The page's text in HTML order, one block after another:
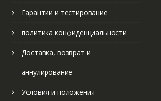
Гарантии и тестирование
политика конфиденциальности
Доставка, возврат и
аннулирование
Условия и положения